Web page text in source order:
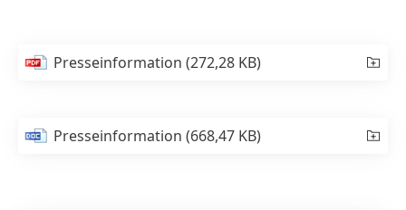
Presseinformation(272,28 KB)
Presseinformation(668,47 KB)